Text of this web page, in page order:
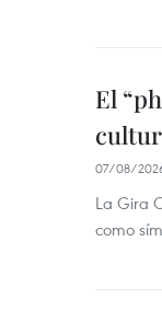
El
07/08/
La Gira
como